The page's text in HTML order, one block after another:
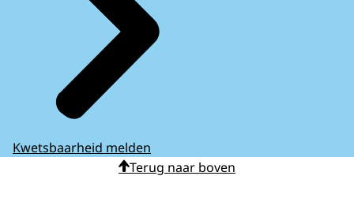
Kwetsbaarheid melden
Terug naar boven